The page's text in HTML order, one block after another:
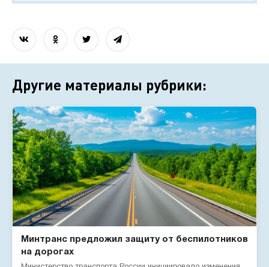
Другие материалы рубрики:
Минтранс предложил защиту от беспилотников
на дорогах